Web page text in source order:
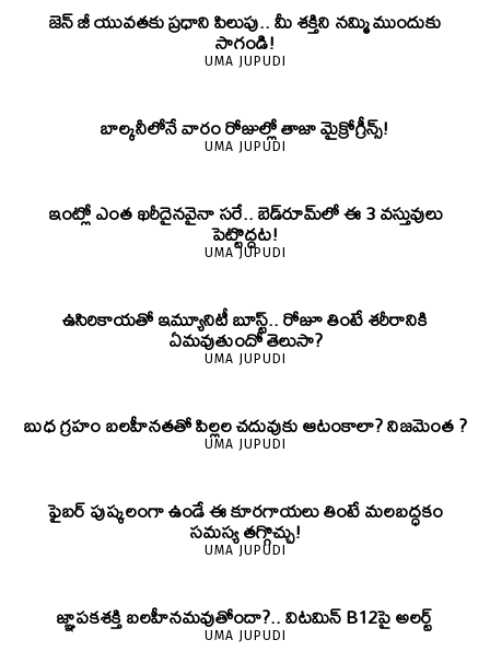
జెన్‌ జీ యువతకు ప్రధాని పిలుపు.. మీ శక్తిని నమ్మి ముందుకు
సాగండి!
UMA JUPUDI
బాల్కనీలోనే వారం రోజుల్లో తాజా మైక్రోగ్రీన్స్‌!
UMA JUPUDI
ఇంట్లో ఎంత ఖరీదైనవైనా సరే.. బెడ్‌రూమ్‌లో ఈ 3 వస్తువులు
పెట్టొద్దట!
UMA JUPUDI
ఉసిరికాయతో ఇమ్యూనిటీ బూస్ట్‌.. రోజూ తింటే శరీరానికి
ఏమవుతుందో తెలుసా?
UMA JUPUDI
బుధ గ్రహం బలహీనతతో పిల్లల చదువుకు ఆటంకాలా? నిజమెంత ?
UMA JUPUDI
ఫైబర్‌ పుష్కలంగా ఉండే ఈ కూరగాయలు తింటే మలబద్ధకం
సమస్య తగ్గొచ్చు!
UMA JUPUDI
జ్ఞాపకశక్తి బలహీనమవుతోందా?.. విటమిన్ B12పై అలర్ట్
UMA JUPUDI